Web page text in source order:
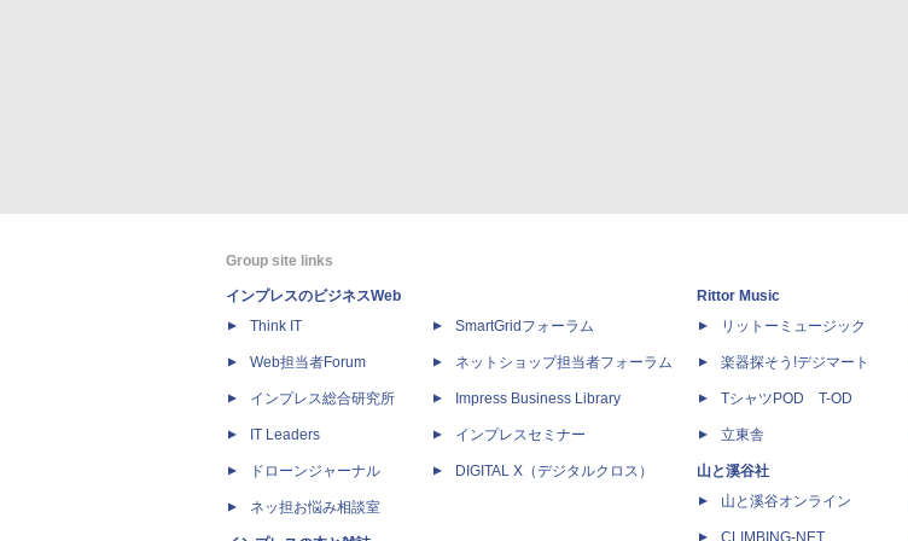
Group site links
インプレスのビジネスWeb
Think IT
Web担当者Forum
インプレス総合研究所
IT Leaders
ドローンジャーナル
ネッ担お悩み相談室
SmartGridフォーラム
ネットショップ担当者フォーラム
Impress Business Library
インプレスセミナー
DIGITAL X（デジタルクロス）
Rittor Music
リットーミュージック
楽器探そう!デジマート
TシャツPOD T-OD
立東舎
山と溪谷社
山と溪谷オンライン
CLIMBING-NET